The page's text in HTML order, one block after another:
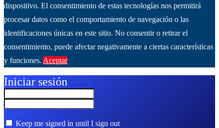
dispositivo. El consentimiento de estas tecnologías nos permitirá
procesar datos como el comportamiento de navegación o las
identificaciones únicas en este sitio. No consentir o retirar el
consentimiento, puede afectar negativamente a ciertas características
y funciones. Aceptar
Iniciar sesión
Keep me signed in until I sign out